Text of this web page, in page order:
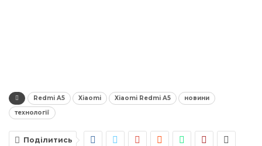
Redmi A5 Xiaomi Xiaomi Redmi A5
новини
технології
Поділитись